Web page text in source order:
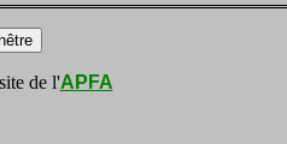
de l'APFA